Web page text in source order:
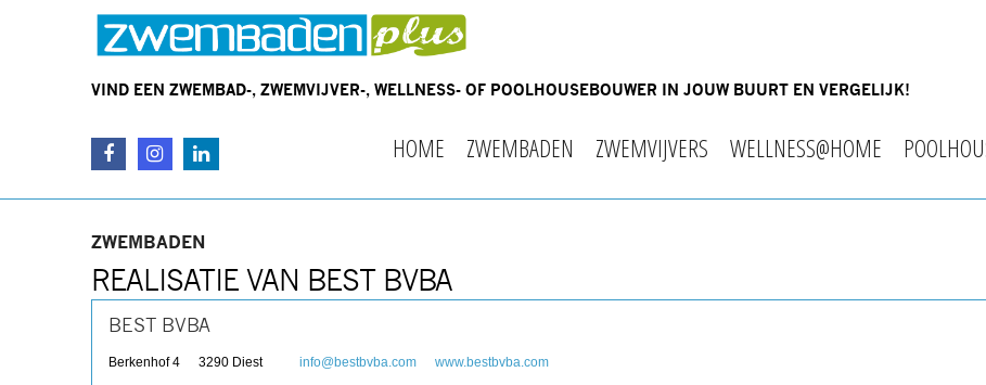
VIND EEN ZWEMBAD-, ZWEMVIJVER-, WELLNESS- OF POOLHOUSEBOUWER IN JOUW BUURT EN VERGELIJK!
HOME ZWEMBADEN ZWEMVIJVERS WELLNESS@HOME
ZWEMBADEN
REALISATIE VAN BEST BVBA
BEST BVBA
Berkenhof 4 3290 Diest info@bestbvba.com www.bestbvba.com